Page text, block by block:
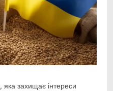
яка захищає інтереси